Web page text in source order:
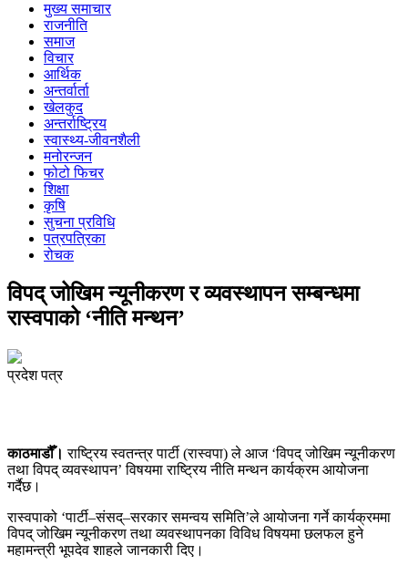
मुख्य समाचार
राजनीति
समाज
विचार
आर्थिक
अन्तर्वार्ता
खेलकुद
अन्तर्राष्ट्रिय
स्वास्थ्य-जीवनशैली
मनोरन्जन
फोटो फिचर
शिक्षा
कृषि
सुचना प्रविधि
पत्रपत्रिका
रोचक
विपद् जोखिम न्यूनीकरण र व्यवस्थापन सम्बन्धमा
रास्वपाको ‘नीति मन्थन’
प्रदेश पत्र
काठमाडौँ। राष्ट्रिय स्वतन्त्र पार्टी (रास्वपा) ले आज ‘विपद् जोखिम न्यूनीकरण
तथा विपद् व्यवस्थापन’ विषयमा राष्ट्रिय नीति मन्थन कार्यक्रम आयोजना
गर्दैछ।
रास्वपाको ‘पार्टी–संसद्–सरकार समन्वय समिति’ले आयोजना गर्ने कार्यक्रममा
विपद् जोखिम न्यूनीकरण तथा व्यवस्थापनका विविध विषयमा छलफल हुने
महामन्त्री भूपदेव शाहले जानकारी दिए।